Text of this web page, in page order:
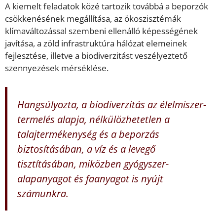
A kiemelt feladatok közé tartozik továbbá a beporzók
csökkenésének megállítása, az ökoszisztémák
klímaváltozással szembeni ellenálló képességének
javítása, a zöld infrastruktúra hálózat elemeinek
fejlesztése, illetve a biodiverzitást veszélyeztető
szennyezések mérséklése.
Hangsúlyozta, a biodiverzitás az élelmiszer-
termelés alapja, nélkülözhetetlen a
talajtermékenység és a beporzás
biztosításában, a víz és a levegő
tisztításában, miközben gyógyszer-
alapanyagot és faanyagot is nyújt
számunkra.